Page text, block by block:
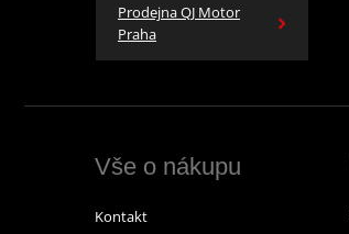
Prodejna QJ Motor
Praha
Vše o nákupu
Kontakt